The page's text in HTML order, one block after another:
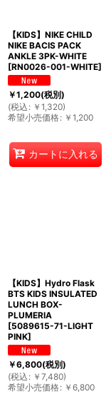
【KIDS】NIKE CHILD
NIKE BACIS PACK
ANKLE 3PK-WHITE
[RN0026-001-WHITE]
￥1,200(税別)
(税込 : ￥ 1,320)
希望小売価格: ￥ 1,200
カートに入れる
【KIDS】Hydro Flask
BTS KIDS INSULATED
LUNCH BOX-
PLUMERIA
[5089615-71-LIGHT
PINK]
￥6,800(税別)
(税込 : ￥ 7,480)
希望小売価格: ￥ 6,800